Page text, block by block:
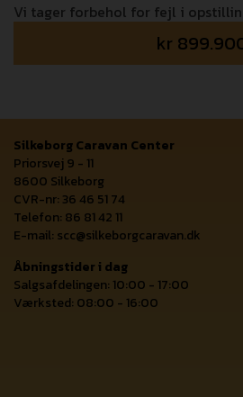
Vi tager forbehol for fejl i
kr
Silkeborg Caravan Center
Priorsvej 9 - 11
8600 Silkeborg
CVR-nr: 36 46 51 74
Telefon: 86 81 42 11
E-mail: scc@silkeborgcaravan.dk
Åbningstider i dag
Salgsafdelingen: 10:00 - 17:00
Værksted: 08:00 - 16:00